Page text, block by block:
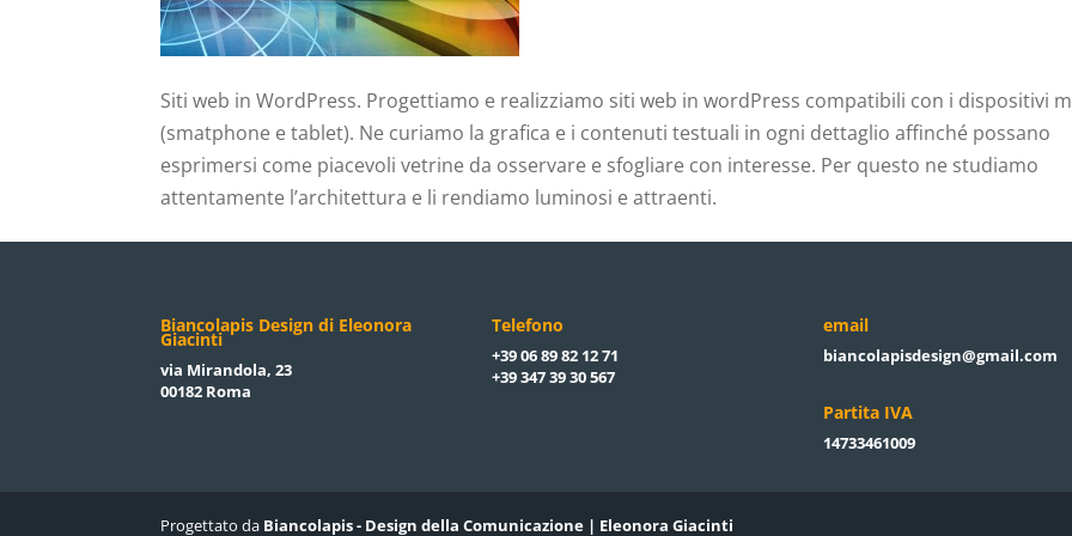
Siti web in WordPress. Progettiamo e realizziamo siti web in wordPress compatibili con i dispositivi
(smatphone e tablet). Ne curiamo la grafica e i contenuti testuali in ogni dettaglio affinché possano
esprimersi come piacevoli vetrine da osservare e sfogliare con interesse. Per questo ne studiamo
attentamente l’architettura e li rendiamo luminosi e attraenti.
Biancolapis Design di Eleonora
Giacinti
via Mirandola, 23
00182 Roma
Telefono
+39 06 89 82 12 71
+39 347 39 30 567
email
biancolapisdesign@gmail.com
Partita IVA
14733461009
Progettato da Biancolapis - Design della Comunicazione | Eleonora Giacinti